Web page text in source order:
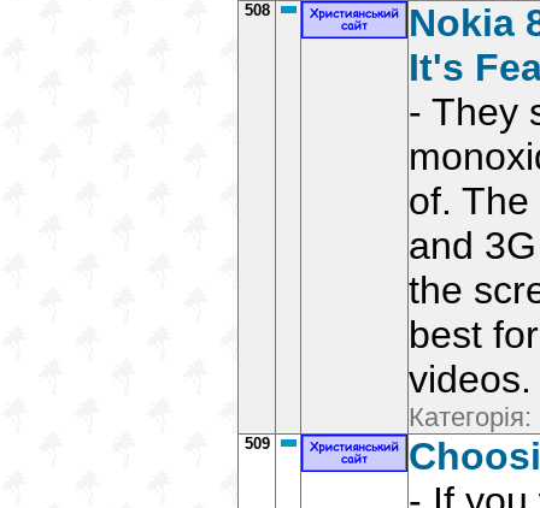
508
Nokia
It's
- They
of.
and
the
best
videos.
Категорія:
509